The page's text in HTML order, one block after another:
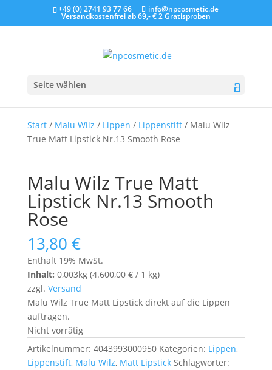
+49 (0) 2741 93 77 66 info@npcosmetic.de
Versandkostenfrei ab 69,- €2 Gratisproben
Seite wählen
Start/ Malu Wilz / Lippen / Lippenstift/ Malu Wilz
True Matt Lipstick Nr.13 Smooth Rose
Malu Wilz True Matt
Lipstick Nr.13 Smooth
Rose
13,80 €
Enthält 19% MwSt.
Inhalt: 0,003kg (4.600,00 €/ 1 kg)
zzgl. Versand
Malu Wilz True Matt Lipstick direkt auf die Lippen
auftragen.
Nicht vorrätig
Artikelnummer: 4043993000950 Kategorien: Lippen,
Lippenstift, Malu Wilz, Matt Lipstick Schlagwörter: